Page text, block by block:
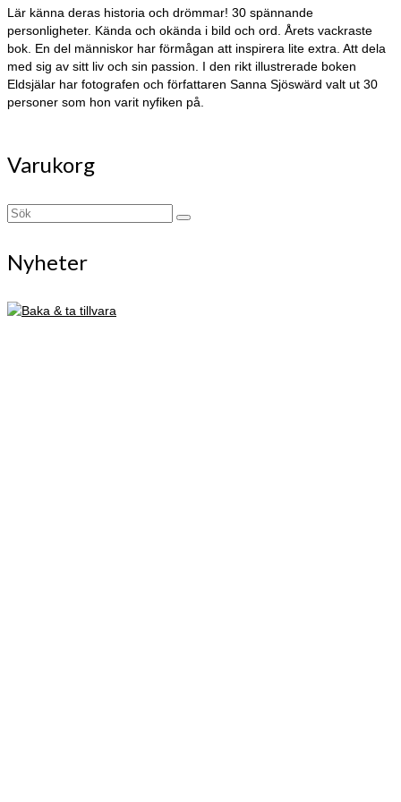
Lär känna deras historia och drömmar! 30 spännande
personligheter. Kända och okända i bild och ord. Årets vackraste
bok. En del människor har förmågan att inspirera lite extra. Att dela
med sig av sitt liv och sin passion. I den rikt illustrerade boken
Eldsjälar har fotografen och författaren Sanna Sjöswärd valt ut 30
personer som hon varit nyfiken på.
Varukorg
Search
Nyheter